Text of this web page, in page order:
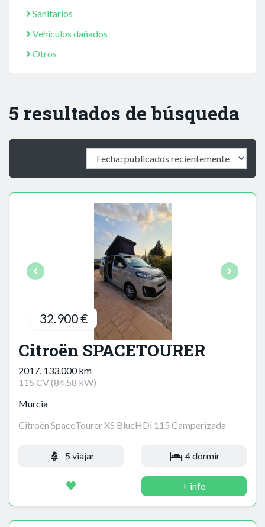
Sanitarios
Vehículos dañados
Otros
5 resultados de búsqueda
32.900 €
Citroën SPACETOURER
2017, 133.000 km
115 CV (84,58 kW)
Murcia
Citroën SpaceTourer XS BlueHDi 115 Camperizada
5 viajar 4 dormir
+ info